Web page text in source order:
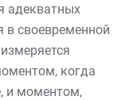
адекватных
своевременной
когда
и моментом,